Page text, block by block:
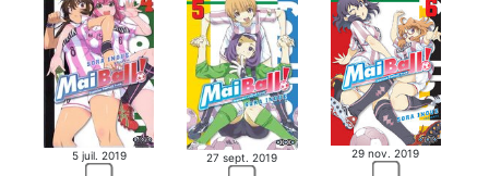
5 juil. 2019 27 sept. 2019 29 nov. 2019